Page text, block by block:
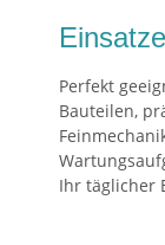
Perfekt
Bauteilen,
Ihr täglicher